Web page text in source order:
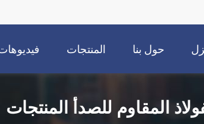
حول بنا المنتجات
المقاوم للصدأ المنتجات